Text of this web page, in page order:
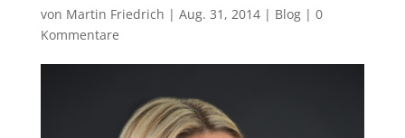
von Martin Friedrich | Aug. 31, 2014| Blog| 0
Kommentare